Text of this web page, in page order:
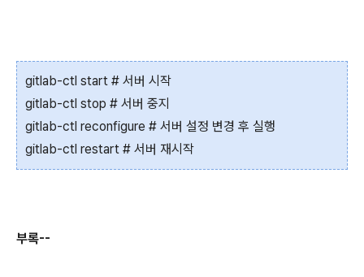
gitlab-ctl start # 서버 시작
gitlab-ctl stop # 서버 중지
gitlab-ctl reconfigure # 서버 설정 변경 후 실행
gitlab-ctl restart # 서버 재시작
부록--